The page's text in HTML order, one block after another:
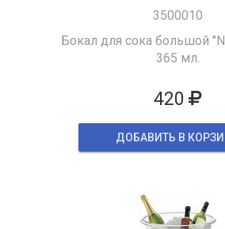
3500010
Бокал для сока большой
365 мл.
420
ДОБАВИТЬ В